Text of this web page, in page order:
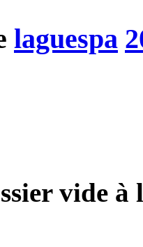
laguespa
vide à